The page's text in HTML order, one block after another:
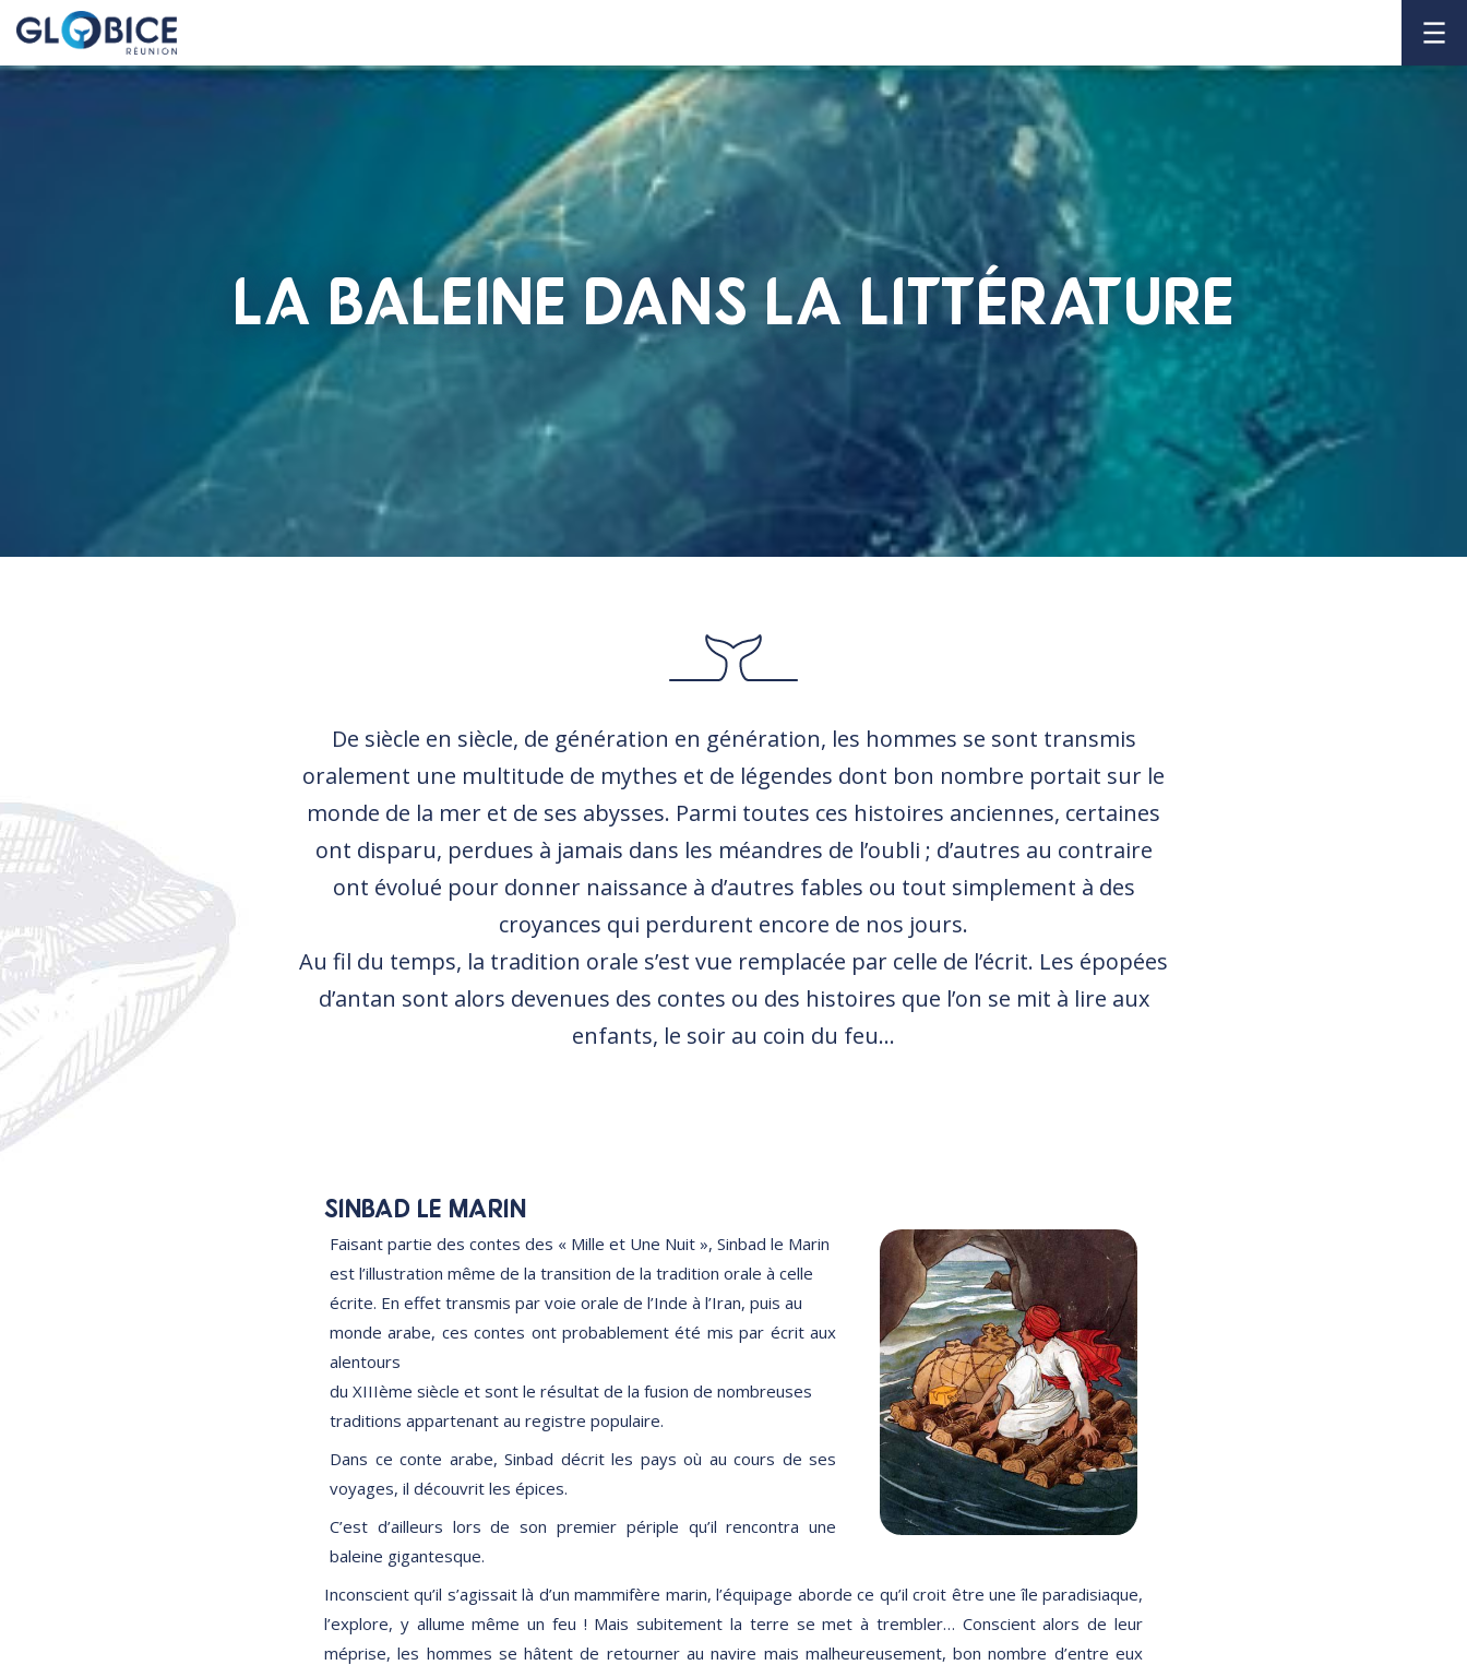
LA BALEINE DANS LA LITTÉRATURE
De siècle en siècle, de génération en génération, les hommes se sont transmis
oralement une multitude de mythes et de légendes dont bon nombre portait sur le
monde de la mer et de ses abysses. Parmi toutes ces histoires anciennes, certaines
ont disparu, perdues à jamais dans les méandres de l’oubli ; d’autres au contraire
ont évolué pour donner naissance à d’autres fables ou tout simplement à des
croyances qui perdurent encore de nos jours.
Au fil du temps, la tradition orale s’est vue remplacée par celle de l’écrit. Les épopées
d’antan sont alors devenues des contes ou des histoires que l’on se mit à lire aux
enfants, le soir au coin du feu…
SINBAD LE MARIN
Faisant partie des contes des « Mille et Une Nuit », Sinbad le Marin
est l’illustration même de la transition de la tradition orale à celle
écrite. En effet transmis par voie orale de l’Inde à l’Iran, puis au
monde arabe, ces contes ont probablement été mis par écrit aux
alentours
du XIIIème siècle et sont le résultat de la fusion de nombreuses
traditions appartenant au registre populaire.
Dans ce conte arabe, Sinbad décrit les pays où au cours de ses
voyages, il découvrit les épices.
C’est d’ailleurs lors de son premier périple qu’il rencontra une
baleine gigantesque.
Inconscient qu’il s’agissait là d’un mammifère marin, l’équipage aborde ce qu’il croit être une île paradisiaque,
l’explore, y allume même un feu ! Mais subitement la terre se met à trembler… Conscient alors de leur
méprise, les hommes se hâtent de retourner au navire mais malheureusement, bon nombre d’entre eux